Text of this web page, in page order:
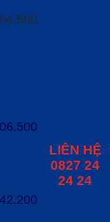
LIÊN HỆ
0827 24
24 24